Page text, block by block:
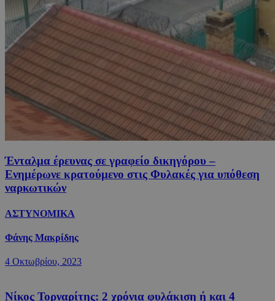
Ένταλμα έρευνας σε γραφείο δικηγόρου –
Ενημέρωνε κρατούμενο στις Φυλακές για υπόθεση
ναρκωτικών
ΑΣΤΥΝΟΜΙΚΑ
Φάνης Μακρίδης
4 Οκτωβρίου, 2023
Νίκος Τορναρίτης: 2 χρόνια φυλάκιση ή και 4